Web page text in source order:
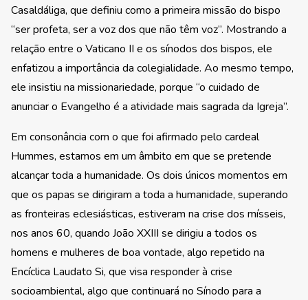
Casaldáliga, que definiu como a primeira missão do bispo
“ser profeta, ser a voz dos que não têm voz”. Mostrando a
relação entre o Vaticano II e os sínodos dos bispos, ele
enfatizou a importância da colegialidade. Ao mesmo tempo,
ele insistiu na missionariedade, porque “o cuidado de
anunciar o Evangelho é a atividade mais sagrada da Igreja”.
Em consonância com o que foi afirmado pelo cardeal
Hummes, estamos em um âmbito em que se pretende
alcançar toda a humanidade. Os dois únicos momentos em
que os papas se dirigiram a toda a humanidade, superando
as fronteiras eclesiásticas, estiveram na crise dos mísseis,
nos anos 60, quando João XXIII se dirigiu a todos os
homens e mulheres de boa vontade, algo repetido na
Encíclica Laudato Si, que visa responder à crise
socioambiental, algo que continuará no Sínodo para a